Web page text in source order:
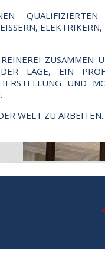
ELEKTRIKERN,
ZUSAMMEN
LAGE, EIN
UND
WELT ZU ARBEITEN.